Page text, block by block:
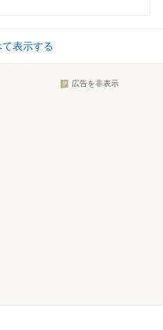
表示する
広告を非表示